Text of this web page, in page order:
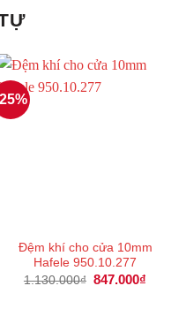
Đệm khí cho cửa 10mm
Hafele 950.10.277
1.130.000₫ Giá
847.000₫